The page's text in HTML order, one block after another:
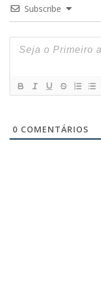
Subscribe
0 COMENTÁRIOS